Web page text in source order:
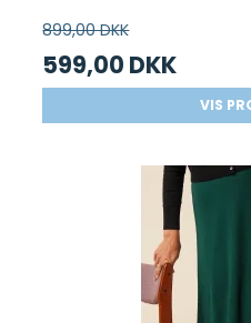
899,00 DKK
599,00 DKK
VIS